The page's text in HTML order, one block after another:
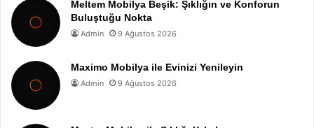
Meltem Mobilya Beşik: Şıklığın ve Konforun
Buluştuğu Nokta
Admin 9 Ağustos 2026
Maximo Mobilya ile Evinizi Yenileyin
Admin 9 Ağustos 2026